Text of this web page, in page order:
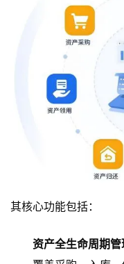
其核心功能包括：
资产全生命周期管